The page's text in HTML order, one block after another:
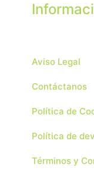
Aviso Legal
Contáctanos
Política de
Política de
Términos y